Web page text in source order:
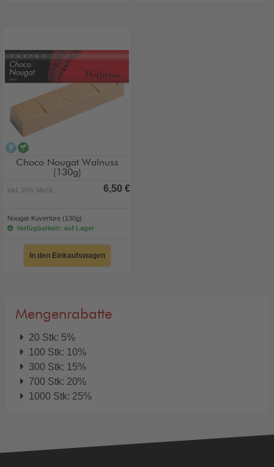
alkoholfrei
Choco Nougat Walnuss
(130g)
inkl. 10% MwSt. 6,50 €
Nougat-Kuvertüre (130g)
Verfügbarkeit: auf Lager
In den Einkaufswagen
Mengenrabatte
20 Stk: 5%
100 Stk: 10%
300 Stk: 15%
700 Stk: 20%
1000 Stk: 25%